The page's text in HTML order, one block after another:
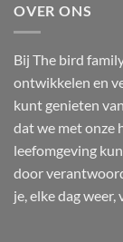
OVER ONS
Bij The bird
ontwikkelen en
kunt genieten
dat we met onze
leefomgeving
door
je, elke dag